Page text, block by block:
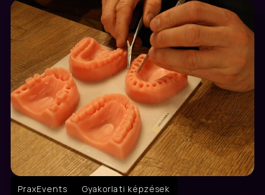
PraxEvents Gyakorlati képzések